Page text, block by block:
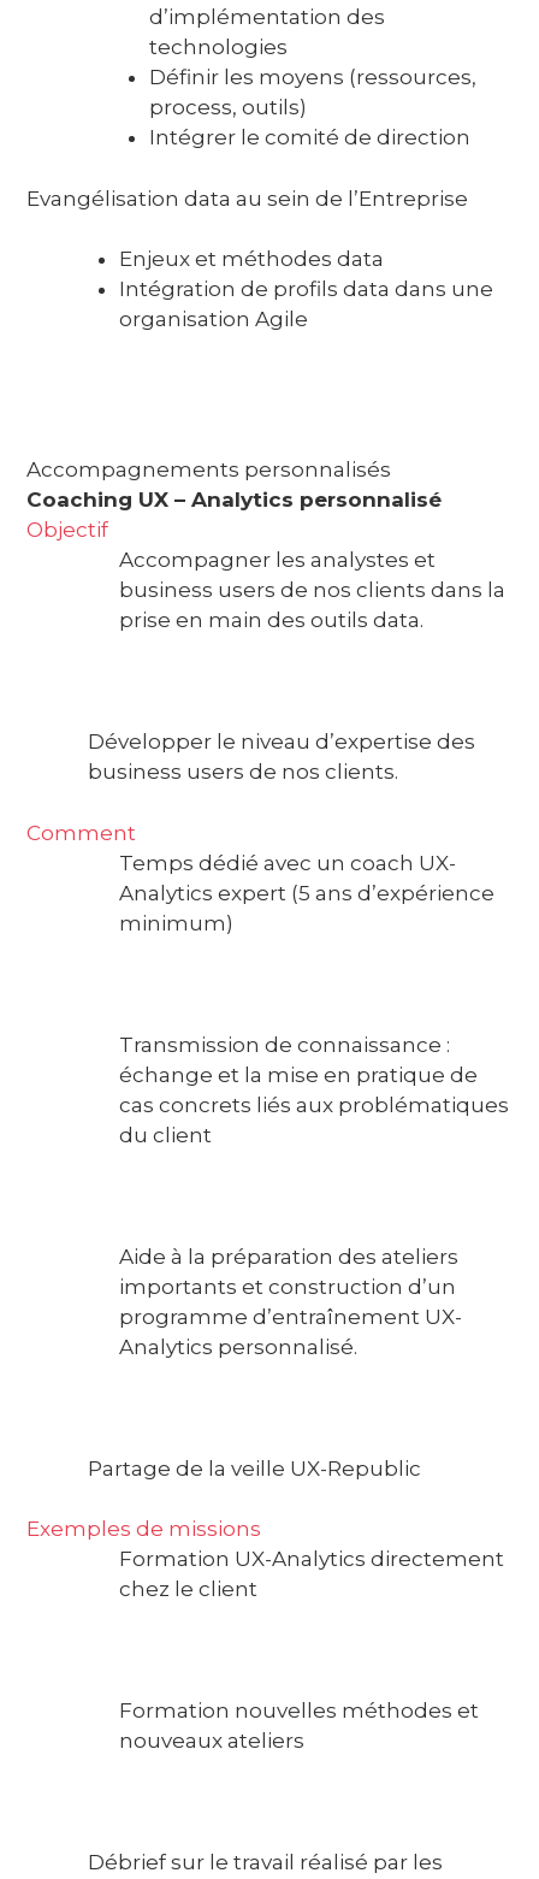
d’implémentation des
technologies
Définir les moyens (ressources,
process, outils)
Intégrer le comité de direction
Evangélisation data au sein de l’Entreprise
Enjeux et méthodes data
Intégration de profils data dans une
organisation Agile
Accompagnements personnalisés
Coaching UX – Analytics personnalisé
Objectif
Accompagner les analystes et
business users de nos clients dans la
prise en main des outils data.
Développer le niveau d’expertise des
business users de nos clients.
Comment
Temps dédié avec un coach UX-
Analytics expert (5 ans d’expérience
minimum)
Transmission de connaissance :
échange et la mise en pratique de
cas concrets liés aux problématiques
du client
Aide à la préparation des ateliers
importants et construction d’un
programme d’entraînement UX-
Analytics personnalisé.
Partage de la veille UX-Republic
Exemples de missions
Formation UX-Analytics directement
chez le client
Formation nouvelles méthodes et
nouveaux ateliers
Débrief sur le travail réalisé par les